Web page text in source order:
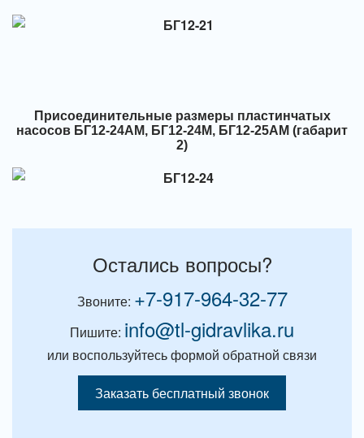
Присоединительные размеры пластинчатых
насосов БГ12-24АМ, БГ12-24М, БГ12-25АМ (габарит
2)
Остались вопросы?
Звоните: +7-917-964-32-77
Пишите: info@tl-gidravlika.ru
или воспользуйтесь формой обратной связи
Заказать бесплатный звонок